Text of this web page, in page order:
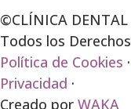
©CLÍNICA DENTAL
Todos los
Política de Cookies ·
Privacidad ·
Creado por WAKA